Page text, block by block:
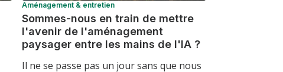
Aménagement & entretien
Sommes-nous en train de mettre
l'avenir de l'aménagement
paysager entre les mains de l'IA ?
Il ne se passe pas un jour sans que nous